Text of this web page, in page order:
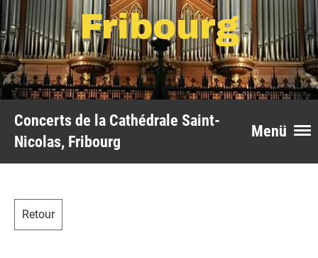
Fribourg
Menü
Concerts de la Cathédrale Saint-
Nicolas, Fribourg
Retour